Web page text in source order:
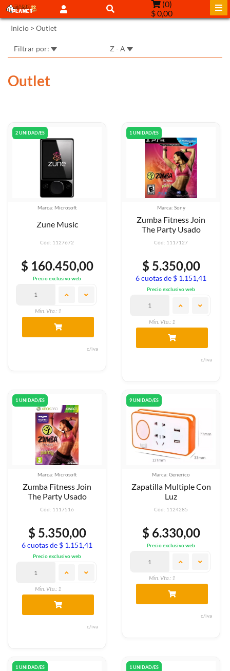
(0)
$ 0,00
Inicio > Outlet
Filtrar por: Z - A
Outlet
2 UNIDAD/ES
Marca: Microsoft
Zune Music
Cód: 1127672
$ 160.450,00
Precio exclusivo web
Min. Vta.: 1
c/iva
1 UNIDAD/ES
Marca: Sony
Zumba Fitness Join
The Party Usado
Cód: 1117127
$ 5.350,00
6 cuotas de $ 1.151,41
Precio exclusivo web
Min. Vta.: 1
c/iva
1 UNIDAD/ES
Marca: Microsoft
Zumba Fitness Join
The Party Usado
Cód: 1117516
$ 5.350,00
6 cuotas de $ 1.151,41
Precio exclusivo web
Min. Vta.: 1
c/iva
9 UNIDAD/ES
Marca: Generico
Zapatilla Multiple Con
Luz
Cód: 1124285
$ 6.330,00
Precio exclusivo web
Min. Vta.: 1
c/iva
1 UNIDAD/ES 1 UNIDAD/ES